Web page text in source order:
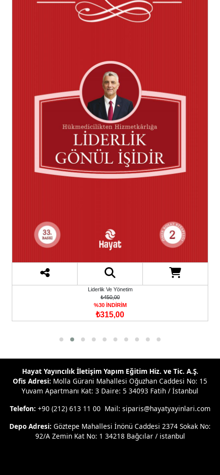
Liderlik Ve Yönetim
₺450,00
%30 İNDİRİM
₺315,00
Hayat Yayıncılık İletişim Yapım Eğitim Hiz. ve Tic. A.Ş.
Ofis Adresi: Molla Gürani Mahallesi Oğuzhan Caddesi No: 15
Yuvam Apartmanı Kat: 3 Daire: 5 34093 Fatih / İstanbul
Telefon: +90 (212) 613 11 00 Mail: siparis@hayatyayinlari.com
Depo Adresi: Göztepe Mahallesi İnönü Caddesi 2374 Sokak No:
92/A Zemin Kat No: 1 34218 Bağcılar / istanbul